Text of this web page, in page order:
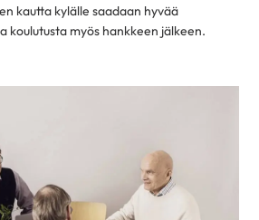
kautta kylälle saadaan hyvää
koulutusta myös hankkeen jälkeen.